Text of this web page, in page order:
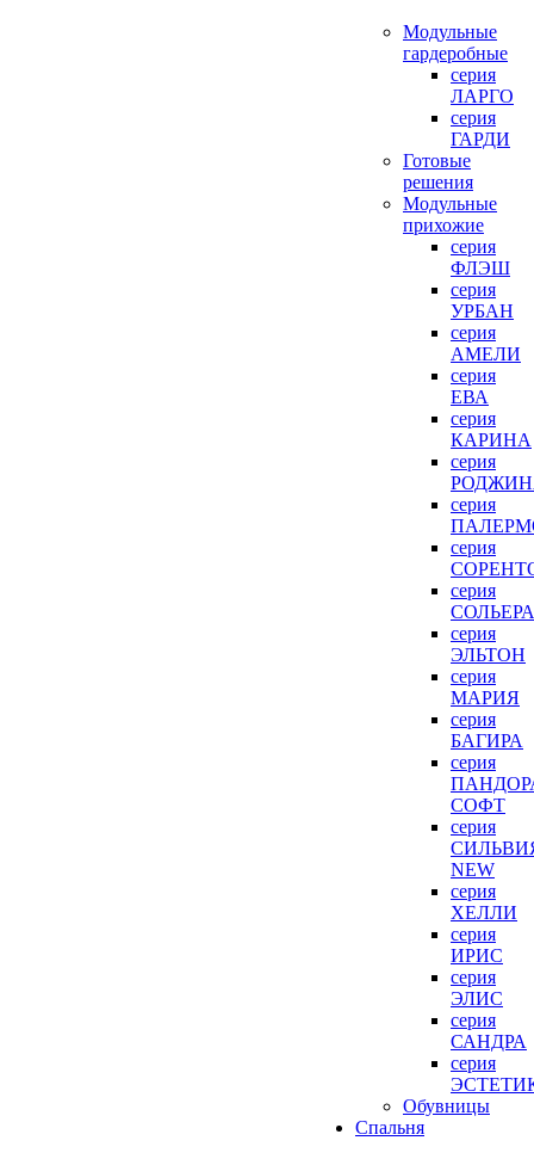
Модульные
гардеробные
серия
ЛАРГО
серия
ГАРДИ
Готовые
решения
Модульные
прихожие
серия
ФЛЭШ
серия
УРБАН
серия
АМЕЛИ
серия
ЕВА
серия
КАРИНА
серия
серия
серия
серия
СОЛЬЕРА
серия
ЭЛЬТОН
серия
МАРИЯ
серия
БАГИРА
серия
СОФТ
серия
NEW
серия
ХЕЛЛИ
серия
ИРИС
серия
ЭЛИС
серия
САНДРА
серия
Обувницы
Спальня